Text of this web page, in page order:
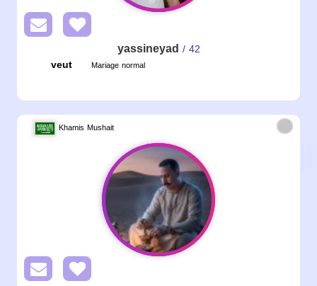
yassineyad / 42
veut
Mariage normal
Khamis Mushait